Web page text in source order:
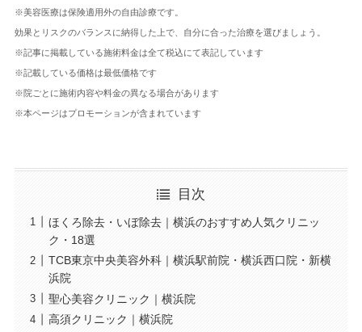
※美容医療は保険適用外の自由診療です。
効果とリスクのバランスに納得した上で、自分に合った治療を選びましょう。
※記事に掲載している施術料金は全て税込にて表記しています
※記載している価格は最低価格です
※院ごとに施術内容や料金の異なる場合があります
※本ページはプロモーションが含まれています
目次
ほくろ除去・いぼ除去｜横浜のおすすめ人気クリニッ
ク・18選
TCB東京中央美容外科｜横浜駅前院・横浜西口院・新横
浜院
聖心美容クリニック｜横浜院
高須クリニック｜横浜院